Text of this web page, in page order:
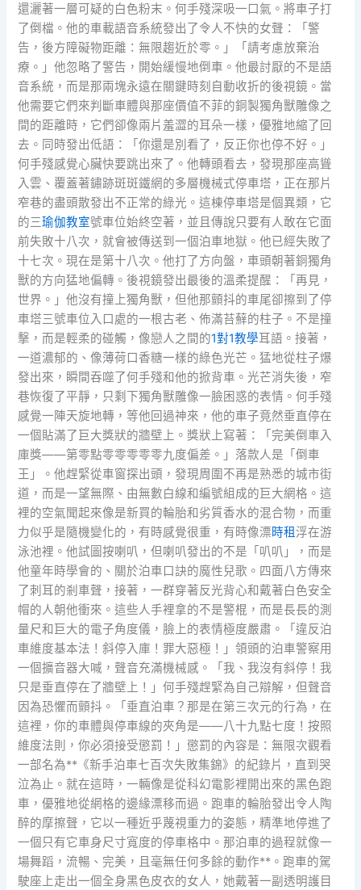
還灑著一層可疑的白色粉末。何手殘深吸一口氣。將車子打
了倒檔。他的車載語音系統發出了令人不快的女聲：「警
告，後方障礙物距離：無限趨近於零。」「請考慮放棄治
療。」他忽略了警告，開始緩慢地倒車。他最討厭的不是語
音系統，而是那兩塊永遠在關鍵時刻自動收折的後視鏡。當
他需要它們來判斷車體與那座價值不菲的銅製獨角獸雕像之
間的距離時，它們卻像兩片羞澀的耳朵一樣，優雅地縮了回
去。同時發出低語：「你還是別看了，反正你也停不好。」
何手殘感覺心臟快要跳出來了。他轉頭看去，發現那座高聳
入雲、覆蓋著鏽跡斑斑鐵網的多層機械式停車塔，正在那片
窄巷的盡頭散發出不正常的綠光。這棟停車塔是個異類，它
的三瑜伽教室號車位始終空著，並且傳說只要有人敢在它面
前失敗十八次，就會被傳送到一個泊車地獄。他已經失敗了
十七次。現在是第十八次。他打了方向盤，車頭朝著銅獨角
獸的方向猛地偏轉。後視鏡發出最後的溫柔提醒：「再見，
世界。」他沒有撞上獨角獸，但他那顫抖的車尾卻擦到了停
車塔三號車位入口處的一根古老、佈滿苔蘚的柱子。不是撞
擊，而是輕柔的碰觸，像戀人之間的1對1教學耳語。接著，
一道濃郁的、像薄荷口香糖一樣的綠色光芒。猛地從柱子爆
發出來，瞬間吞噬了何手殘和他的掀背車。光芒消失後，窄
巷恢復了平靜，只剩下獨角獸雕像一臉困惑的表情。何手殘
感覺一陣天旋地轉，等他回過神來，他的車子竟然垂直停在
一個貼滿了巨大獎狀的牆壁上。獎狀上寫著：「完美倒車入
庫獎——第零點零零零零零九度偏差。」落款人是「倒車
王」。他趕緊從車窗探出頭，發現周圍不再是熟悉的城市街
道，而是一望無際、由無數白線和編號組成的巨大網格。這
裡的空氣聞起來像是新買的輪胎和劣質香水的混合物，而重
力似乎是隨機變化的，有時感覺很重，有時像漂時租浮在游
泳池裡。他試圖按喇叭，但喇叭發出的不是「叭叭」，而是
他童年時學會的、關於泊車口訣的魔性兒歌。四面八方傳來
了刺耳的剎車聲，接著，一群穿著反光背心和戴著白色安全
帽的人朝他衝來。這些人手裡拿的不是警棍，而是長長的測
量尺和巨大的電子角度儀，臉上的表情極度嚴肅。「違反泊
車維度基本法！斜停入庫！罪大惡極！」領頭的泊車警察用
一個擴音器大喊，聲音充滿機械感。「我、我沒有斜停！我
只是垂直停在了牆壁上！」何手殘趕緊為自己辯解，但聲音
因為恐懼而顫抖。「垂直泊車？那是在第三次元的行為，在
這裡，你的車體與停車線的夾角是——八十九點七度！按照
維度法則，你必須接受懲罰！」懲罰的內容是：無限次觀看
一部名為**《新手泊車七百次失敗集錦》的紀錄片，直到哭
泣為止。就在這時，一輛像是從科幻電影裡開出來的黑色跑
車，優雅地從網格的邊緣漂移而過。跑車的輪胎發出令人陶
醉的摩擦聲，它以一種近乎蔑視重力的姿態，精準地停進了
一個只有它車身尺寸寬度的停車格中。那泊車的過程就像一
場舞蹈，流暢、完美，且毫無任何多餘的動作**。跑車的駕
駛座上走出一個全身黑色皮衣的女人，她戴著一副透明護目